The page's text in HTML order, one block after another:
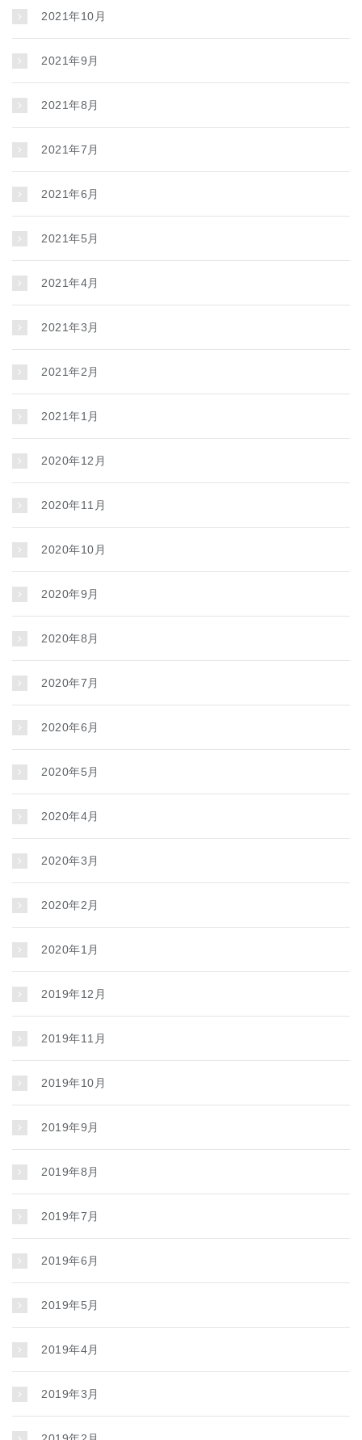
2021年10月
2021年9月
2021年8月
2021年7月
2021年6月
2021年5月
2021年4月
2021年3月
2021年2月
2021年1月
2020年12月
2020年11月
2020年10月
2020年9月
2020年8月
2020年7月
2020年6月
2020年5月
2020年4月
2020年3月
2020年2月
2020年1月
2019年12月
2019年11月
2019年10月
2019年9月
2019年8月
2019年7月
2019年6月
2019年5月
2019年4月
2019年3月